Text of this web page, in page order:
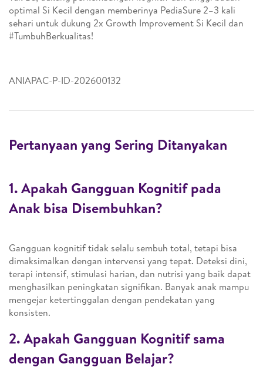
optimal Si Kecil dengan memberinya PediaSure 2–3 kali
sehari untuk dukung 2x Growth Improvement Si Kecil dan
#TumbuhBerkualitas!
ANIAPAC-P-ID-202600132
Pertanyaan yang Sering Ditanyakan
1. Apakah Gangguan Kognitif pada
Anak bisa Disembuhkan?
Gangguan kognitif tidak selalu sembuh total, tetapi bisa
dimaksimalkan dengan intervensi yang tepat. Deteksi dini,
terapi intensif, stimulasi harian, dan nutrisi yang baik dapat
menghasilkan peningkatan signifikan. Banyak anak mampu
mengejar ketertinggalan dengan pendekatan yang
konsisten.
2. Apakah Gangguan Kognitif sama
dengan Gangguan Belajar?